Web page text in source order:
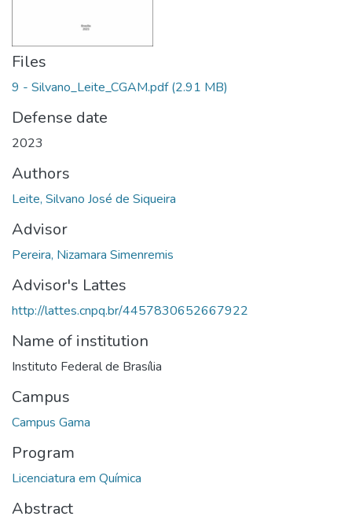
Files
9 - Silvano_Leite_CGAM.pdf(2.91 MB)
Defense date
2023
Authors
Leite, Silvano José de Siqueira
Advisor
Pereira, Nizamara Simenremis
Advisor's Lattes
http://lattes.cnpq.br/4457830652667922
Name of institution
Instituto Federal de Brasília
Campus
Campus Gama
Program
Licenciatura em Química
Abstract